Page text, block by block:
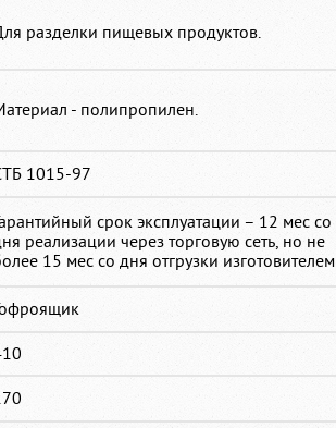
разделки пищевых продуктов.
- полипропилен.
1015-97
срок эксплуатации – 12 мес со
реализации через торговую сеть, но не
15 мес со дня отгрузки изготовителем